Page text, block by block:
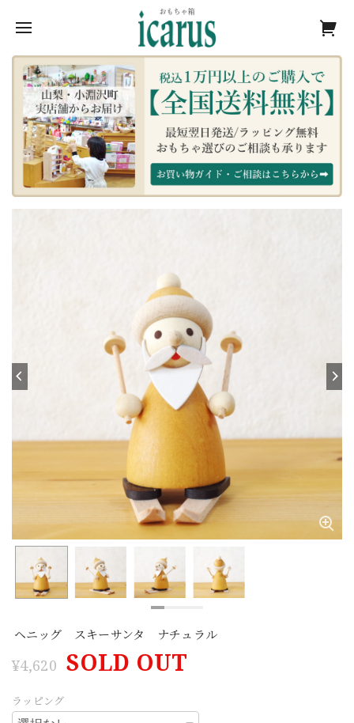
ヘニッグ スキーサンタ ナチュラル
¥4,620 SOLD OUT
ラッピング